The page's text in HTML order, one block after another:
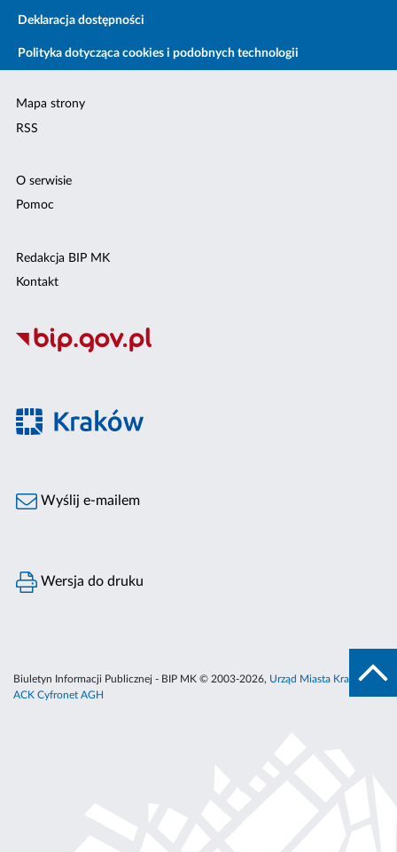
Deklaracja dostępności
Polityka dotycząca cookies i podobnych technologii
Mapa strony
RSS
O serwisie
Pomoc
Redakcja BIP MK
Kontakt
Wyślij e-mailem
Wersja do druku
Biuletyn Informacji Publicznej - BIP MK © 2003-2026, Urząd Miasta Krakowa
ACK Cyfronet AGH